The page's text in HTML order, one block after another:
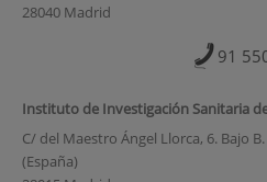
28040 Madrid
91
Instituto de Investigación Sanitaria
C/ del Maestro Ángel Llorca, 6. Bajo
(España)